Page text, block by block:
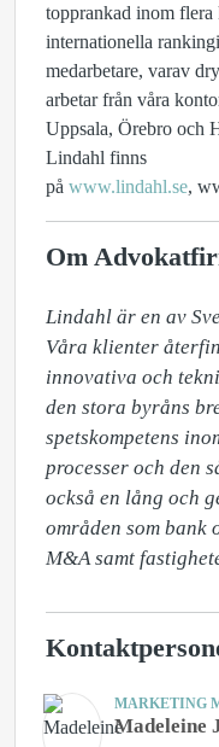
topprankad inom flera
internationella
medarbetare, varav
arbetar från våra
Uppsala, Örebro och
Lindahl finns
på www.lindahl.se,
Om
Lindahl är en av
Våra klienter
innovativa och
den stora byråns
spetskompetens
processer och den
också en lång och
områden som bank
M&A samt
MARKETING
Madeleine